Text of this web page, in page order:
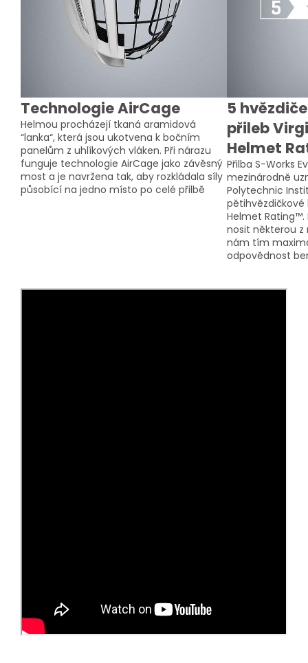
Technologie AirCage
Helmou procházejí tkaná aramidová
“lanka“, která jsou ukotvena k bočním
panelům z uhlíkových vláken. Při nárazu
funguje technologie AirCage jako závěsný
most a je navržena tak, aby rozkládala síly
působící na jedno místo po celé přilbě
5
přileb
Helmet
Přilba S-Works
mezinárodně
Polytechnic
Helmet Rating™.
nosit některou z
nám tím
odpovědnost